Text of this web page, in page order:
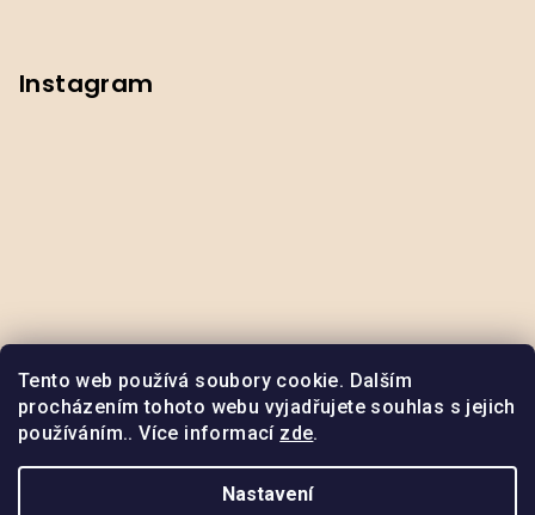
Tento web používá soubory cookie. Dalším
procházením tohoto webu vyjadřujete souhlas s jejich
používáním.. Více informací zde.
Nastavení
Instagram